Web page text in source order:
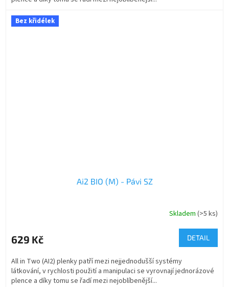
Bez křidélek
Ai2 BIO (M) - Pávi SZ
Skladem (>5 ks)
629 Kč DETAIL
All in Two (AI2) plenky patří mezi nejjednodušší systémy
látkování, v rychlosti použití a manipulaci se vyrovnají jednorázové
plence a díky tomu se řadí mezi nejoblíbenější...